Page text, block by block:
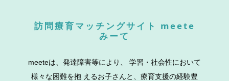
訪問療育マッチングサイト meete
みーて
meeteは、発達障害等により、 学習・社会性において
様々な困難を抱 えるお子さんと、療育支援の経験豊